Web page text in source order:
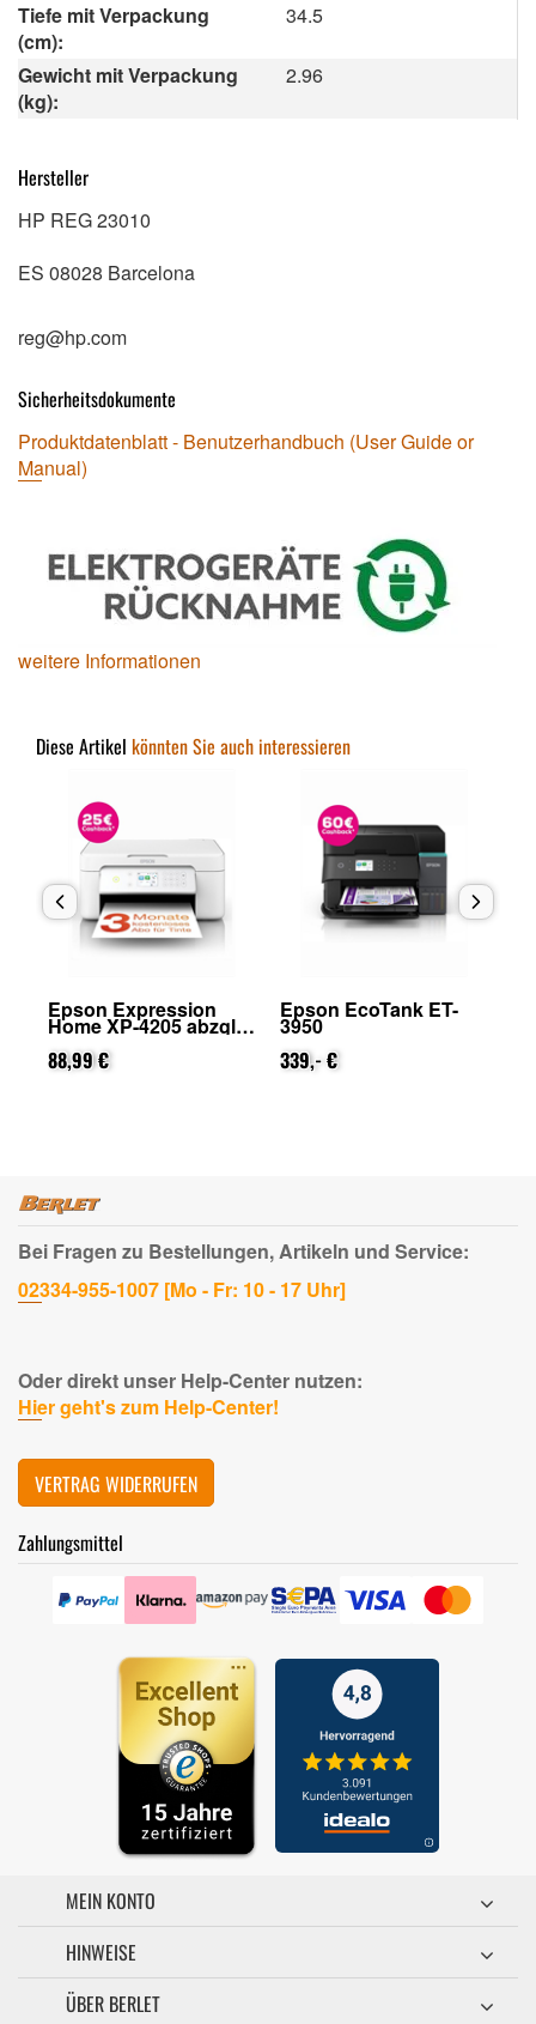
Tiefe mit Verpackung
(cm):
34.5
Gewicht mit Verpackung
(kg):
2.96
Hersteller
HP REG 23010
ES 08028 Barcelona
reg@hp.com
Sicherheitsdokumente
Produktdatenblatt - Benutzerhandbuch (User Guide or
Manual)
weitere Informationen
Diese Artikel könnten Sie auch interessieren
Epson Expression
Home XP-4205 abzgl.
25€ Cashback (von
Epson nach
Registrierung)
88,99 €
Epson EcoTank ET-
3950
339,- €
Bei Fragen zu Bestellungen, Artikeln und Service:
02334-955-1007 [Mo - Fr: 10 - 17 Uhr]
Oder direkt unser Help-Center nutzen:
Hier geht's zum Help-Center!
VERTRAG WIDERRUFEN
Zahlungsmittel
MEIN KONTO
HINWEISE
ÜBER BERLET